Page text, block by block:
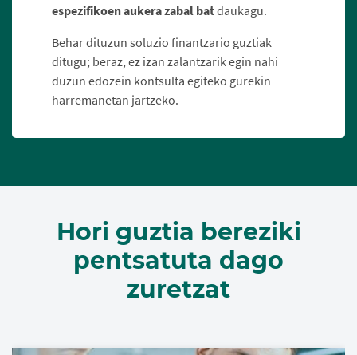
espezifikoen aukera zabal batdaukagu.
Behar dituzun soluzio finantzario guztiak
ditugu; beraz, ez izan zalantzarik egin nahi
duzun edozein kontsulta egiteko gurekin
harremanetan jartzeko.
Hori guztia bereziki
pentsatuta dago
zuretzat